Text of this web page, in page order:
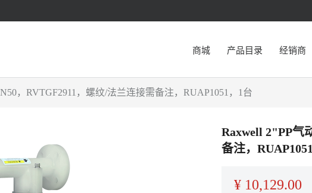
商城 产品目录 经销商
，RVTGF2911，螺纹/法兰连接需备注，RUAP1051，1台
Raxwell 2"PP气
备注，
¥ 10,129.00